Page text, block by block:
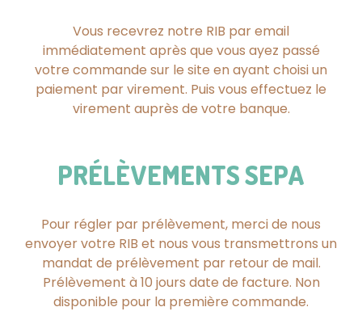
Vous recevrez notre RIB par email
immédiatement après que vous ayez passé
votre commande sur le site en ayant choisi un
paiement par virement. Puis vous effectuez le
virement auprès de votre banque.
PRÉLÈVEMENTS SEPA
Pour régler par prélèvement, merci de nous
envoyer votre RIB et nous vous transmettrons un
mandat de prélèvement par retour de mail.
Prélèvement à 10 jours date de facture. Non
disponible pour la première commande.